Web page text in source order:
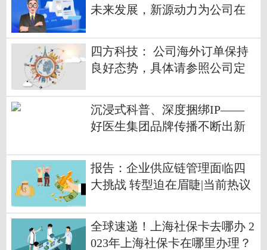
未来发展，新源动力为公司在
消息
四方科技： 公司海外订单保持
良好态势，具体请参照公司定
沉浸式科普、深度捆绑IP——
好医生集团品牌传播不断出新
报告：企业供应链管理面临四
大挑战 转型迫在眉睫|当前热议
全球速递！上海社保卡去哪办 2
023年上海社保卡在哪里办理？